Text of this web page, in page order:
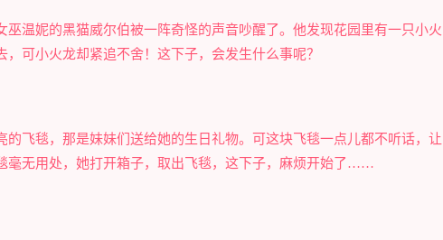
巫温妮的黑猫威尔伯被一阵奇怪的声音吵醒了。他发现花园里有一只小火
可小火龙却紧追不舍！这下子，会发生什么事呢？
的飞毯，那是妹妹们送给她的生日礼物。可这块飞毯一点儿都不听话，让
毫无用处，她打开箱子，取出飞毯，这下子，麻烦开始了……